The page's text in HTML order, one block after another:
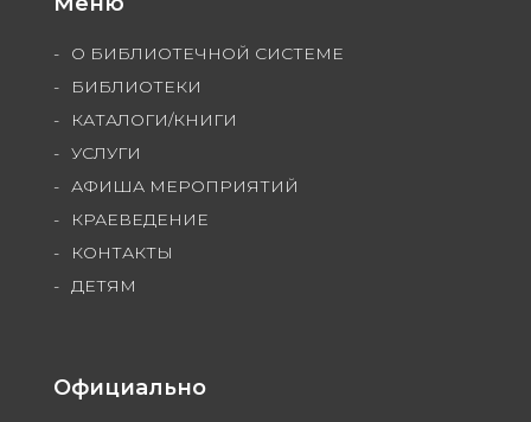
О БИБЛИОТЕЧНОЙ СИСТЕМЕ
БИБЛИОТЕКИ
КАТАЛОГИ/КНИГИ
УСЛУГИ
АФИША МЕРОПРИЯТИЙ
КРАЕВЕДЕНИЕ
КОНТАКТЫ
ДЕТЯМ
Официально